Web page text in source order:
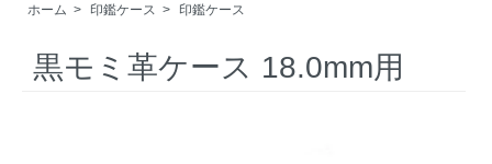
ホーム > 印鑑ケース > 印鑑ケース
黒モミ革ケース 18.0mm用